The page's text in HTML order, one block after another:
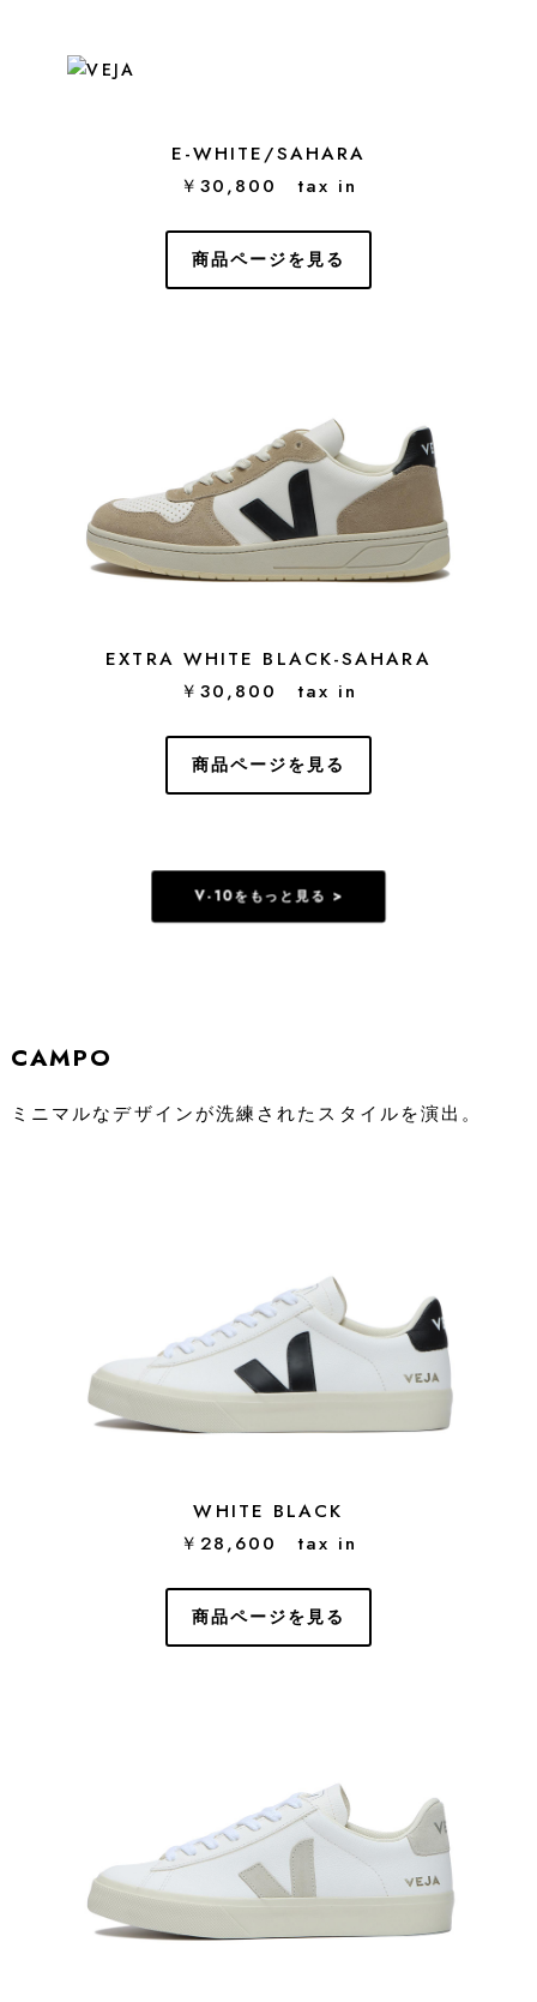
E-WHITE/SAHARA
￥30,800 tax in
商品ページを見る
EXTRA WHITE BLACK-SAHARA
￥30,800 tax in
商品ページを見る
V-10をもっと見る >
CAMPO
ミニマルなデザインが洗練されたスタイルを演出。
WHITE BLACK
￥28,600 tax in
商品ページを見る